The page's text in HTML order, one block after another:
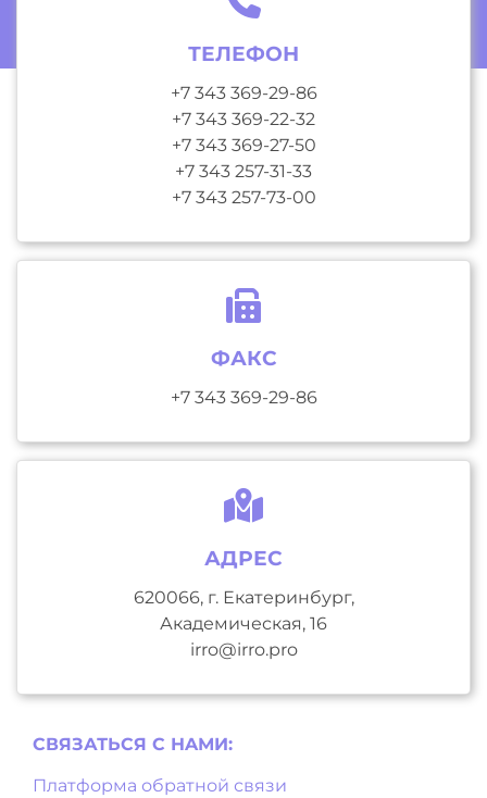
ТЕЛЕФОН
+7 343 369-29-86
+7 343 369-22-32
+7 343 369-27-50
+7 343 257-31-33
+7 343 257-73-00
ФАКС
+7 343 369-29-86
АДРЕС
620066, г. Екатеринбург,
Академическая, 16
irro@irro.pro
СВЯЗАТЬСЯ С НAМИ:
Платформа обратной связи